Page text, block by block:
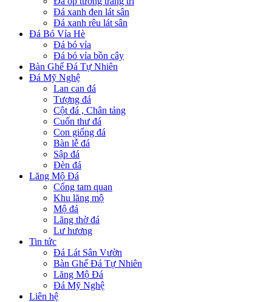
Đá xanh đen lát sân
Đá xanh rêu lát sân
Đá Bó Vỉa Hè
Đá bó vỉa
Đá bó vỉa bồn cây
Bàn Ghế Đá Tự Nhiên
Đá Mỹ Nghệ
Lan can đá
Tượng đá
Cột đá , Chân tảng
Cuốn thư đá
Con giống đá
Bàn lễ đá
Sập đá
Đèn đá
Lăng Mộ Đá
Cổng tam quan
Khu lăng mộ
Mộ đá
Lăng thờ đá
Lư hương
Tin tức
Đá Lát Sân Vườn
Bàn Ghế Đá Tự Nhiên
Lăng Mộ Đá
Đá Mỹ Nghệ
Liên hệ